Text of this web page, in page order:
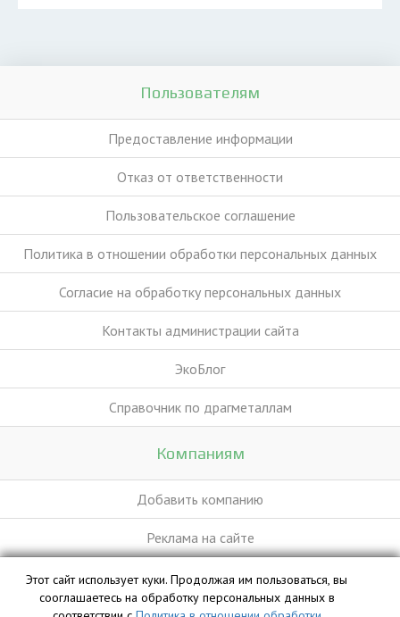
Пользователям
Предоставление информации
Отказ от ответственности
Пользовательское соглашение
Политика в отношении обработки персональных данных
Согласие на обработку персональных данных
Контакты администрации сайта
ЭкоБлог
Справочник по драгметаллам
Компаниям
Добавить компанию
Реклама на сайте
База данных сайта vyvoz.org является интеллектуальной
Этот сайт использует куки. Продолжая им пользоваться, вы
сооглашаетесь на обработку персональных данных в